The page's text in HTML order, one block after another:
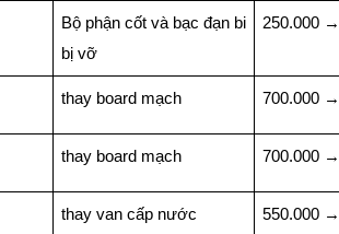
Bộ phận cốt và bạc đạn bi
bị vỡ
250.000 →
thay board mạch 700.000 →
thay board mạch 700.000 →
thay van cấp nước 550.000 →